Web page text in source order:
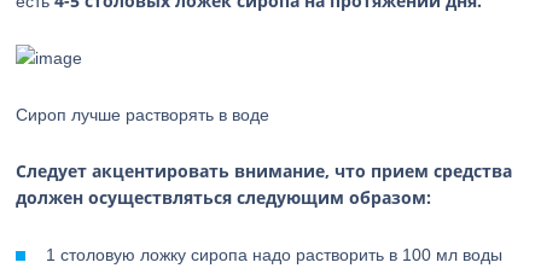
Сироп лучше растворять в воде
Следует акцентировать внимание, что прием средства
должен осуществляться следующим образом:
1 столовую ложку сиропа надо растворить в 100 мл воды